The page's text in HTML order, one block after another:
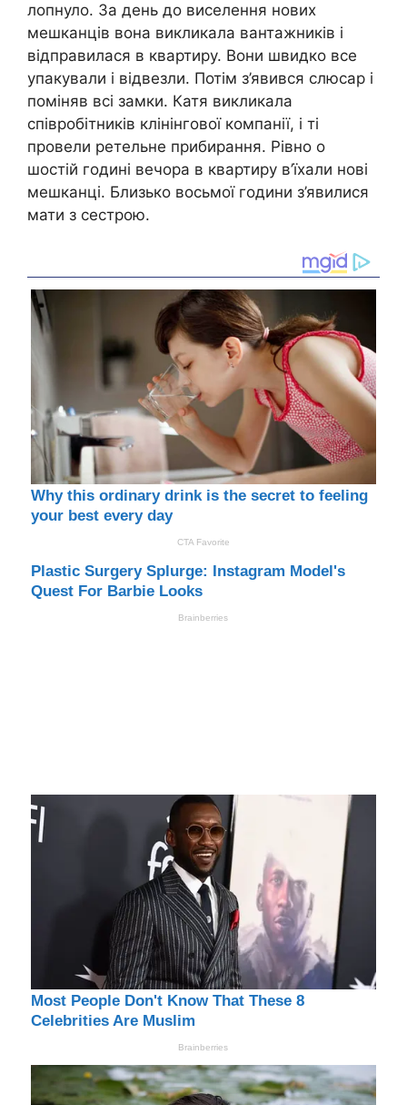
лопнуло. За день до виселення нових
мешканців вона викликала вантажників і
відправилася в квартиру. Вони швидко все
упакували і відвезли. Потім з’явився слюсар і
поміняв всі замки. Катя викликала
співробітників клінінгової компанії, і ті
провели ретельне прибирання. Рівно о
шостій годині вечора в квартиру в’їхали нові
мешканці. Близько восьмої години з’явилися
мати з сестрою.